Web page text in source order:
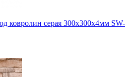
ковролин серая 300х300х4мм SW-